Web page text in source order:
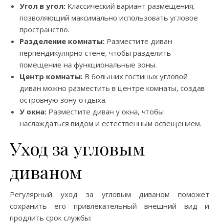
Угол в угол: Классический вариант размещения,
позволяющий максимально использовать угловое
пространство.
Разделение комнаты: Разместите диван
перпендикулярно стене, чтобы разделить
помещение на функциональные зоны.
Центр комнаты: В больших гостиных угловой
диван можно разместить в центре комнаты, создав
островную зону отдыха.
У окна: Разместите диван у окна, чтобы
наслаждаться видом и естественным освещением.
Уход за угловым
диваном
Регулярный уход за угловым диваном поможет
сохранить его привлекательный внешний вид и
продлить срок службы: